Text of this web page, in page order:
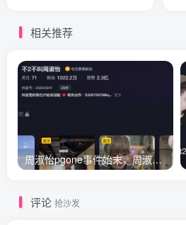
相关推荐
周淑怡pgone事件始末，周淑怡现状
评论 抢沙发